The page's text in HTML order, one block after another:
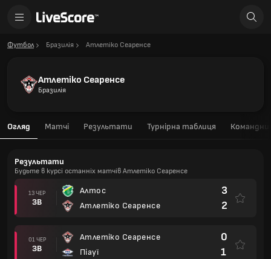
Футбол Бразилія Атлетіко Сеаренсе
Атлетіко Сеаренсе
Бразилія
Огляд Матчі Результати Турнірна таблиця
Результати
Будьте в курсі останніх матчів Атлетіко Сеаренсе
13 ЧЕР
ЗВ
Алтос
Атлетіко Сеаренсе
3
2
01 ЧЕР
ЗВ
Атлетіко Сеаренсе
Піауї
0
1